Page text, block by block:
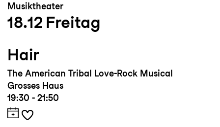
Musiktheater
18.12 Freitag
Hair
The American Tribal Love-Rock Musical
Grosses Haus
19:30 - 21:50